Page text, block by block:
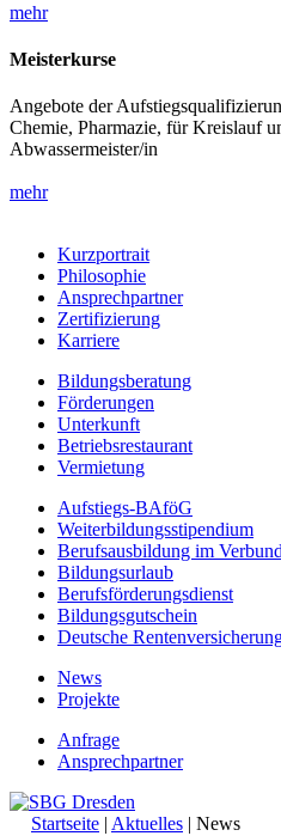
mehr
Meisterkurse
Angebote der
Chemie, Pharmazie, für Kreislauf
Abwassermeister/in
mehr
Kurzportrait
Philosophie
Ansprechpartner
Zertifizierung
Karriere
Bildungsberatung
Förderungen
Unterkunft
Betriebsrestaurant
Vermietung
Aufstiegs-BAföG
Weiterbildungsstipendium
Berufsausbildung im Verbund
Bildungsurlaub
Berufsförderungsdienst
Bildungsgutschein
Deutsche
News
Projekte
Anfrage
Ansprechpartner
Startseite | Aktuelles | News